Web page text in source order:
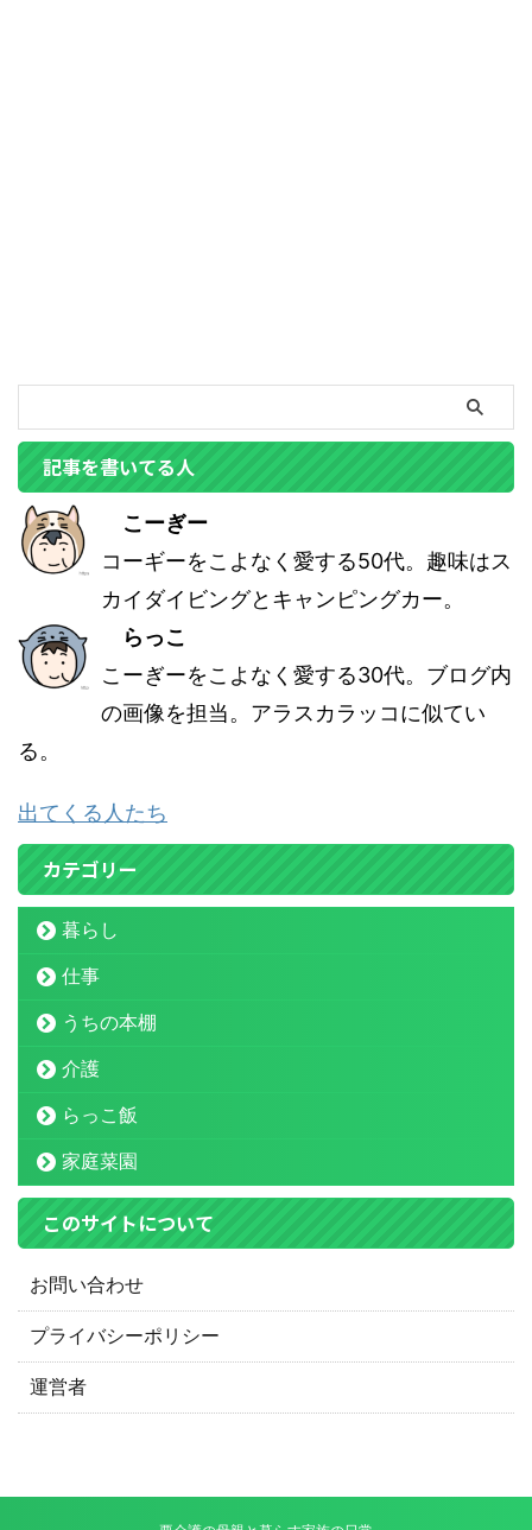
記事を書いてる人
こーぎー
コーギーをこよなく愛する50代。趣味はス
カイダイビングとキャンピングカー。
らっこ
こーぎーをこよなく愛する30代。ブログ内
の画像を担当。アラスカラッコに似てい
る。
出てくる人たち
カテゴリー
暮らし
仕事
うちの本棚
介護
らっこ飯
家庭菜園
このサイトについて
お問い合わせ
プライバシーポリシー
運営者